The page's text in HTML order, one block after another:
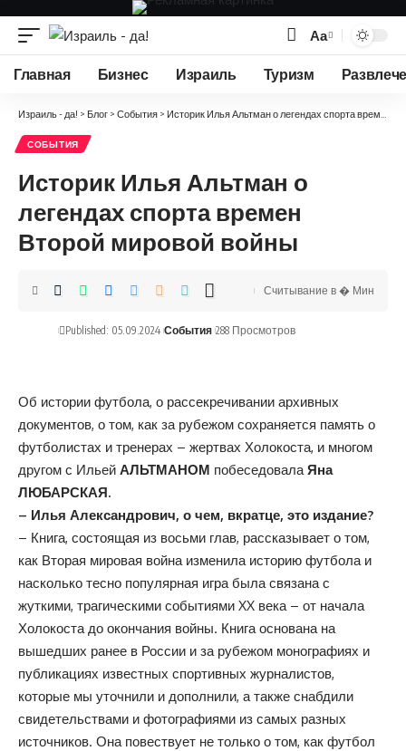
Изменение
размера
Аа
Главная Бизнес Израиль Туризм
Израиль - да! > Блог > События > Историк Илья Альтман о легендах спорта времен Второй мировой войны
СОБЫТИЯ
Историк Илья Альтман о
легендах спорта времен
Второй мировой войны
Published: 05.09.2024 События 288 Просмотров
Считывание в � Мин
Об истории футбола, о рассекречивании архивных
документов, о том, как за рубежом сохраняется память о
футболистах и тренерах – жертвах Холокоста, и многом
другом с Ильей АЛЬТМАНОМ побеседовалаЯна
ЛЮБАРСКАЯ.
– Илья Александрович, о чем, вкратце, это издание?
– Книга, состоящая из восьми глав, рассказывает о том,
как Вторая мировая война изменила историю футбола и
насколько тесно популярная игра была связана с
жуткими, трагическими событиями XX века – от начала
Холокоста до окончания войны. Книга основана на
вышедших ранее в России и за рубежом монографиях и
публикациях известных спортивных журналистов,
которые мы уточнили и дополнили, а также снабдили
свидетельствами и фотографиями из самых разных
источников. Она повествует не только о том, как футбол